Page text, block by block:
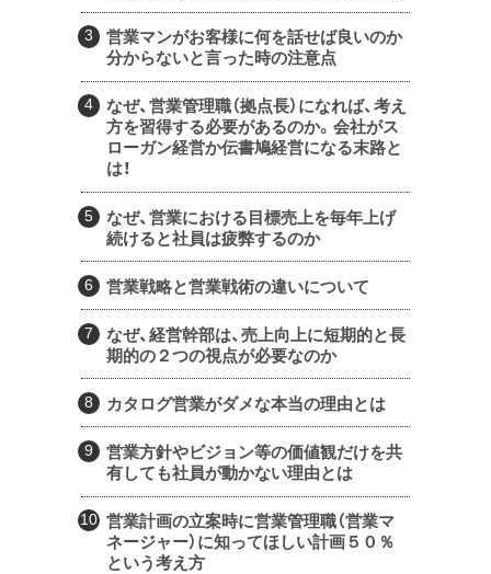
営業マンがお客様に何を話せば良いのか
分からないと言った時の注意点
なぜ、営業管理職（拠点長）になれば、考え
方を習得する必要があるのか。会社がス
ローガン経営か伝書鳩経営になる末路と
は！
なぜ、営業における目標売上を毎年上げ
続けると社員は疲弊するのか
営業戦略と営業戦術の違いについて
なぜ、経営幹部は、売上向上に短期的と長
期的の２つの視点が必要なのか
カタログ営業がダメな本当の理由とは
営業方針やビジョン等の価値観だけを共
有しても社員が動かない理由とは
営業計画の立案時に営業管理職（営業マ
ネージャー）に知ってほしい計画５０％
という考え方